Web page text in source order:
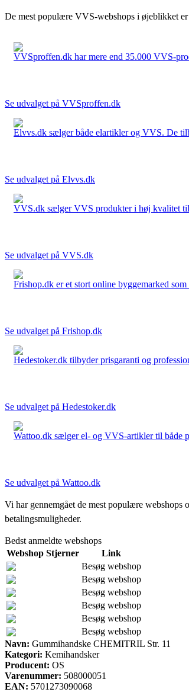
De mest populære VVS-webshops i øjeblikket er
VVSproffen.dk har mere end 35.000 VVS-
Se udvalget på VVSproffen.dk
Elvvs.dk sælger både elartikler og VVS. De
Se udvalget på Elvvs.dk
VVS.dk sælger VVS produkter i høj kvalitet til
Se udvalget på VVS.dk
Frishop.dk er et stort online byggemarked
Se udvalget på Frishop.dk
Hedestoker.dk tilbyder prisgaranti og
Se udvalget på Hedestoker.dk
Wattoo.dk sælger el- og VVS-artikler til både
Se udvalget på Wattoo.dk
Vi har gennemgået de mest populære webshops
betalingsmuligheder.
Bedst anmeldte webshops
Webshop Stjerner
Link
Besøg webshop
Besøg webshop
Besøg webshop
Besøg webshop
Besøg webshop
Besøg webshop
Navn: Gummihandske CHEMITRIL Str. 11
Kategori: Kemihandsker
Producent: OS
Varenummer: 508000051
EAN: 5701273090068